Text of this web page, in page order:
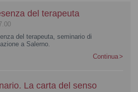
del terapeuta
del terapeuta, seminario di
a Salerno.
Continua
La carta del senso